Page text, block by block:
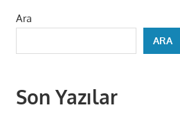
Ara
ARA
Son Yazılar